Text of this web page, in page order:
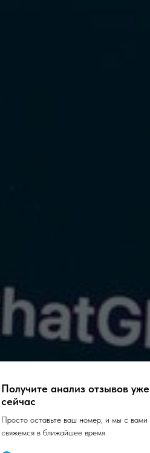
Получите анализ отзывов уже
сейчас
Просто оставьте ваш номер, и мы с вами
свяжемся в ближайшее время